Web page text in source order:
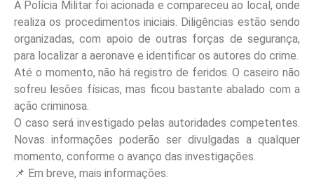
A Polícia Militar foi acionada e compareceu ao local, onde
realiza os procedimentos iniciais. Diligências estão sendo
organizadas, com apoio de outras forças de segurança,
para localizar a aeronave e identificar os autores do crime.
Até o momento, não há registro de feridos. O caseiro não
sofreu lesões físicas, mas ficou bastante abalado com a
ação criminosa.
O caso será investigado pelas autoridades competentes.
Novas informações poderão ser divulgadas a qualquer
momento, conforme o avanço das investigações.
📌 Em breve, mais informações.